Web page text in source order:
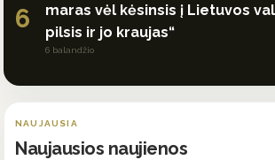
6
maras vėl kėsinsis į Lietuvos
pilsis ir jo kraujas“
6 balandžio
NAUJAUSIA
Naujausios naujienos